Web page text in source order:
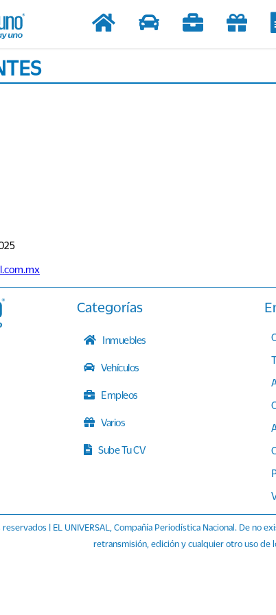
Categorías
Inmuebles
Vehículos
Empleos
Varios
Sube Tu CV
| EL UNIVERSAL, Compañía Periodística Nacional. De no
retransmisión, edición y cualquier otro uso de